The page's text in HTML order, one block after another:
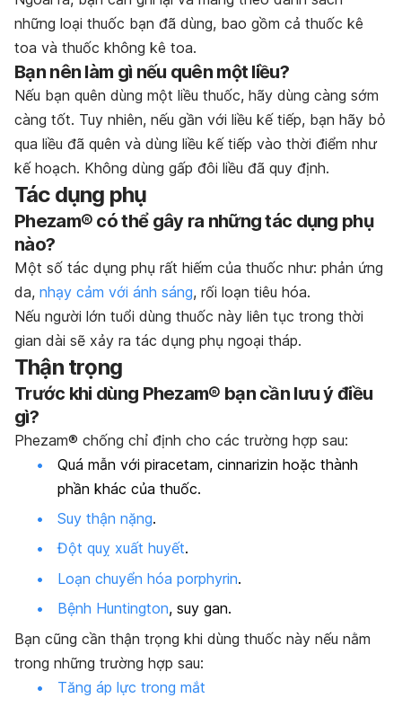
những loại thuốc bạn đã dùng, bao gồm cả thuốc kê
toa và thuốc không kê toa.
Bạn nên làm gì nếu quên một liều?
Nếu bạn quên dùng một liều thuốc, hãy dùng càng sớm
càng tốt. Tuy nhiên, nếu gần với liều kế tiếp, bạn hãy bỏ
qua liều đã quên và dùng liều kế tiếp vào thời điểm như
kế hoạch. Không dùng gấp đôi liều đã quy định.
Tác dụng phụ
Phezam® có thể gây ra những tác dụng phụ
nào?
Một số tác dụng phụ rất hiếm của thuốc như: phản ứng
da, nhạy cảm với ánh sáng, rối loạn tiêu hóa.
Nếu người lớn tuổi dùng thuốc này liên tục trong thời
gian dài sẽ xảy ra tác dụng phụ ngoại tháp.
Thận trọng
Trước khi dùng Phezam® bạn cần lưu ý điều
gì?
Phezam® chống chỉ định cho các trường hợp sau:
Quá mẫn với piracetam, cinnarizin hoặc thành
phần khác của thuốc.
Suy thận nặng.
Đột quỵ xuất huyết.
Loạn chuyển hóa porphyrin.
Bệnh Huntington, suy gan.
Bạn cũng cần thận trọng khi dùng thuốc này nếu nằm
trong những trường hợp sau:
Tăng áp lực trong mắt